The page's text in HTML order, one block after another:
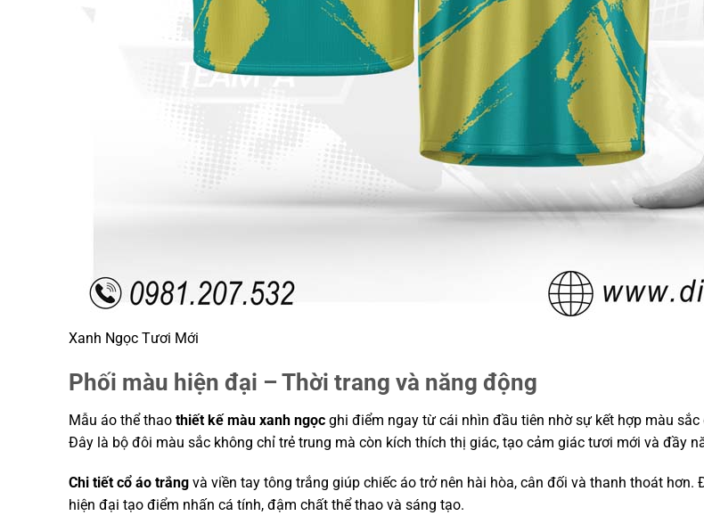
Xanh Ngọc Tươi Mới
Phối màu hiện đại – Thời trang và năng động
Mẫu áo thể thao thiết kế màu xanh ngọc ghi điểm ngay từ cái nhìn đầu tiên nhờ sự kết hợp màu sắc
Đây là bộ đôi màu sắc không chỉ trẻ trung mà còn kích thích thị giác, tạo cảm giác tươi mới và đầy
Chi tiết cổ áo trắng và viền tay tông trắng giúp chiếc áo trở nên hài hòa, cân đối và thanh thoát hơn.
hiện đại tạo điểm nhấn cá tính, đậm chất thể thao và sáng tạo.